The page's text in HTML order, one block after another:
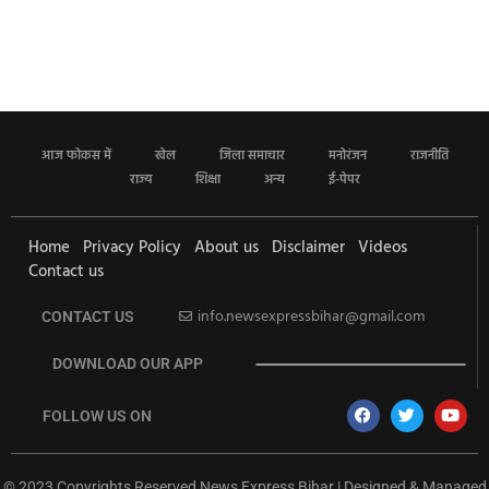
आज फोकस में खेल जिला समाचार मनोरंजन
राजनीति
राज्य
शिक्षा अन्य ई-पेपर
Home Privacy Policy About us Disclaimer Videos
Contact us
CONTACT US info.newsexpressbihar@gmail.com
DOWNLOAD OUR APP
FOLLOW US ON